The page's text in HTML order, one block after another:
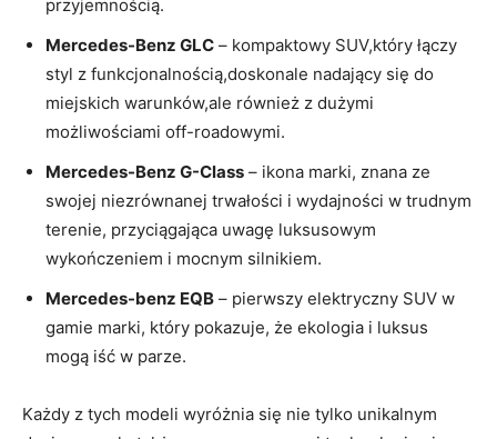
przyjemnością.
Mercedes-Benz GLC – kompaktowy SUV,który łączy
styl z funkcjonalnością,doskonale nadający się do
miejskich warunków,ale również z dużymi
możliwościami off-roadowymi.
Mercedes-Benz G-Class – ikona marki, znana ze
swojej niezrównanej trwałości i wydajności w trudnym
terenie, przyciągająca uwagę luksusowym
wykończeniem i mocnym silnikiem.
Mercedes-benz EQB – pierwszy elektryczny SUV w
gamie marki, który pokazuje, że ekologia i luksus
mogą iść w parze.
Każdy z tych modeli wyróżnia się nie tylko unikalnym